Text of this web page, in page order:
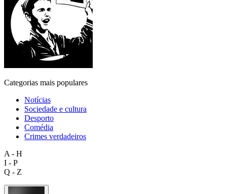
Categorias mais populares
Notícias
Sociedade e cultura
Desporto
Comédia
Crimes verdadeiros
A - H
I - P
Q - Z